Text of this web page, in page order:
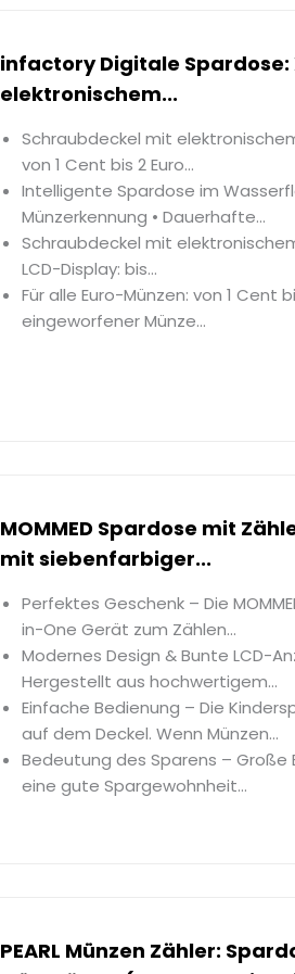
infactory Digitale
elektronischem...
Schraubdeckel mit
von 1 Cent bis 2 Euro...
Intelligente Spardose im
Münzerkennung • Dauerhafte...
Schraubdeckel mit
LCD-Display: bis...
Für alle Euro-Münzen: von 1 Cent
eingeworfener Münze...
MOMMED Spardose mit
mit siebenfarbiger...
Perfektes Geschenk – Die
in-One Gerät zum Zählen...
Modernes Design & Bunte LCD-
Hergestellt aus hochwertigem...
Einfache Bedienung – Die
auf dem Deckel. Wenn Münzen...
Bedeutung des Sparens – Große
eine gute Spargewohnheit...
PEARL Münzen Zähler: